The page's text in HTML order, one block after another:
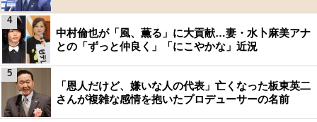
中村倫也が「風、薫る」に大貢献…妻・水卜麻美アナ
との「ずっと仲良く」「にこやかな」近況
4
「恩人だけど、嫌いな人の代表」亡くなった板東英二
さんが複雑な感情を抱いたプロデューサーの名前
5